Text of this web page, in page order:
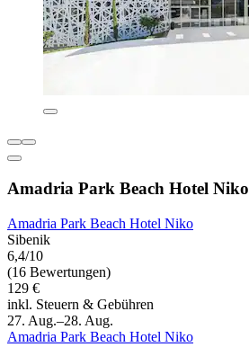
Amadria Park Beach Hotel Niko
Amadria Park Beach Hotel Niko
Sibenik
6,4/10
(16 Bewertungen)
129 €
inkl. Steuern & Gebühren
27. Aug.–28. Aug.
Amadria Park Beach Hotel Niko